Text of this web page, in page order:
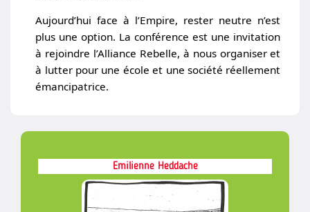
Emilienne Heddache
Aujourd’hui face à l’Empire, rester neutre n’est
plus une option. La conférence est une invitation
à rejoindre l’Alliance Rebelle, à nous organiser et
à lutter pour une école et une société réellement
émancipatrice.